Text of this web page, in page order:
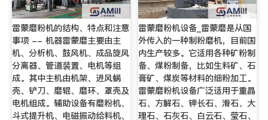
雷蒙磨粉机的结构、特点和注意
事项 -- 机器雷蒙磨主要由主
机、分析机、鼓风机、成品旋风
分离器、管道装置、电机等组
成。其中主机由机架、进风蜗
壳、铲刀、磨辊、磨环、罩壳及
电机组成。辅助设备有磨粉机、
斗式提升机、电磁振动给料机、
雷蒙磨粉机设备_雷蒙磨是从国
外传入的一种制粉磨机，目前国
内生产较多。它适用各种矿粉制
备、煤粉制备，比如生料矿、石
膏矿、煤炭等材料的细粉加工。
雷蒙磨粉机设备广泛适用于重晶
石、方解石、钾长石、滑石、大
理石、石灰石、白云石、莹石、